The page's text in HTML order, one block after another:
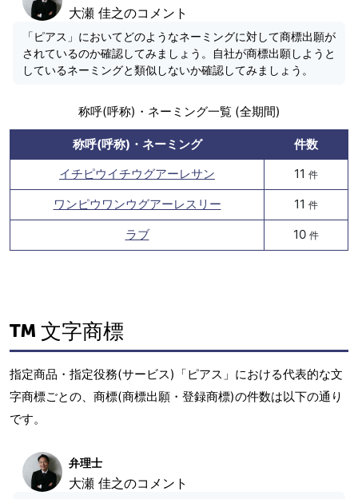
大瀬 佳之のコメント
「ピアス」においてどのようなネーミングに対して商標出願が
されているのか確認してみましょう。自社が商標出願しようと
しているネーミングと類似しないか確認してみましょう。
称呼(呼称)・ネーミング一覧 (全期間)
称呼(呼称)・ネーミング
件数
イチピウイチウグアーレサン
11 件
ワンピウワンウグアーレスリー 11 件
ラブ 10 件
文字商標
指定商品・指定役務(サービス)「ピアス」における代表的な文
字商標ごとの、商標(商標出願・登録商標)の件数は以下の通り
です。
弁理士
大瀬 佳之のコメント